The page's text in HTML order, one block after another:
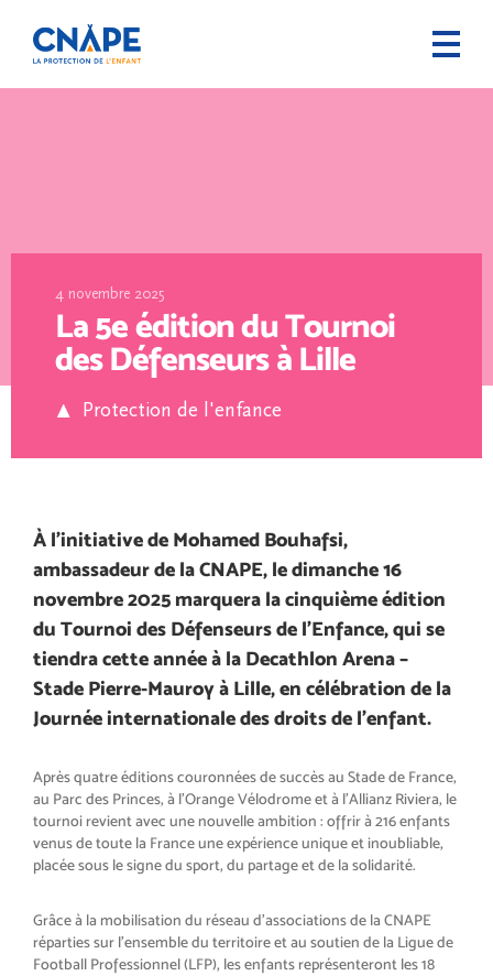
4 novembre 2025
La 5e édition du Tournoi
des Défenseurs à Lille
Protection de l'enfance
À l’initiative de Mohamed Bouhafsi,
ambassadeur de la CNAPE, le dimanche 16
novembre 2025 marquera la cinquième édition
du Tournoi des Défenseurs de l’Enfance, qui se
tiendra cette année à la Decathlon Arena –
Stade Pierre-Mauroy à Lille, en célébration de la
Journée internationale des droits de l’enfant.
Après quatre éditions couronnées de succès au Stade de France,
au Parc des Princes, à l’Orange Vélodrome et à l’Allianz Riviera, le
tournoi revient avec une nouvelle ambition : offrir à 216 enfants
venus de toute la France une expérience unique et inoubliable,
placée sous le signe du sport, du partage et de la solidarité.
Grâce à la mobilisation du réseau d’associations de la CNAPE
réparties sur l’ensemble du territoire et au soutien de la Ligue de
Football Professionnel (LFP), les enfants représenteront les 18